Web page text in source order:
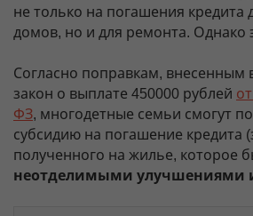
не только на погашения кредита
домов, но и для ремонта. Однако
Согласно поправкам, внесенным
закон о выплате 450000 рублей
ФЗ, многодетные семьи смогут
субсидию на погашение кредита
полученного на жилье, которое
неотделимыми улучшениями